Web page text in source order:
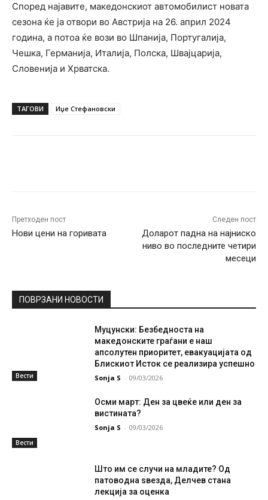
Според најавите, македонскиот автомобилист новата
сезона ќе ја отвори во Австрија на 26. април 2024
година, а потоа ќе вози во Шпанија, Португалија,
Чешка, Германија, Италија, Полска, Швајцарија,
Словенија и Хрватска.
ТАГОВИ Иџе Стефановски
Претходен пост
Нови цени на горивата
Следен пост
Доларот падна на најниско
ниво во последните четири
месеци
ПОВРЗАНИ НОВОСТИ
Вести
Муцунски: Безбедноста на
македонските граѓани е наш
апсолутен приоритет, евакуацијата од
Блискиот Исток се реализира успешно
Sonja S - 09/03/2026
Вести
Осми март: Ден за цвеќе или ден за
вистината?
Sonja S - 09/03/2026
Што им се случи на младите? Од
патоводна ѕвезда, Делчев стана
лекција за оценка